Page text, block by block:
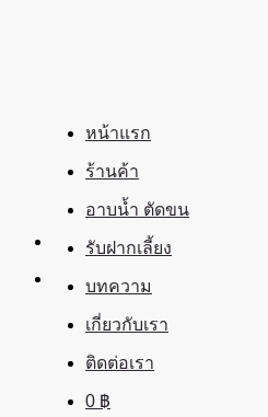
หน้าแรก
ร้านค้า
อาบน้ำ ตัดขน
รับฝากเลี้ยง
บทความ
เกี่ยวกับเรา
ติดต่อเรา
0 ฿